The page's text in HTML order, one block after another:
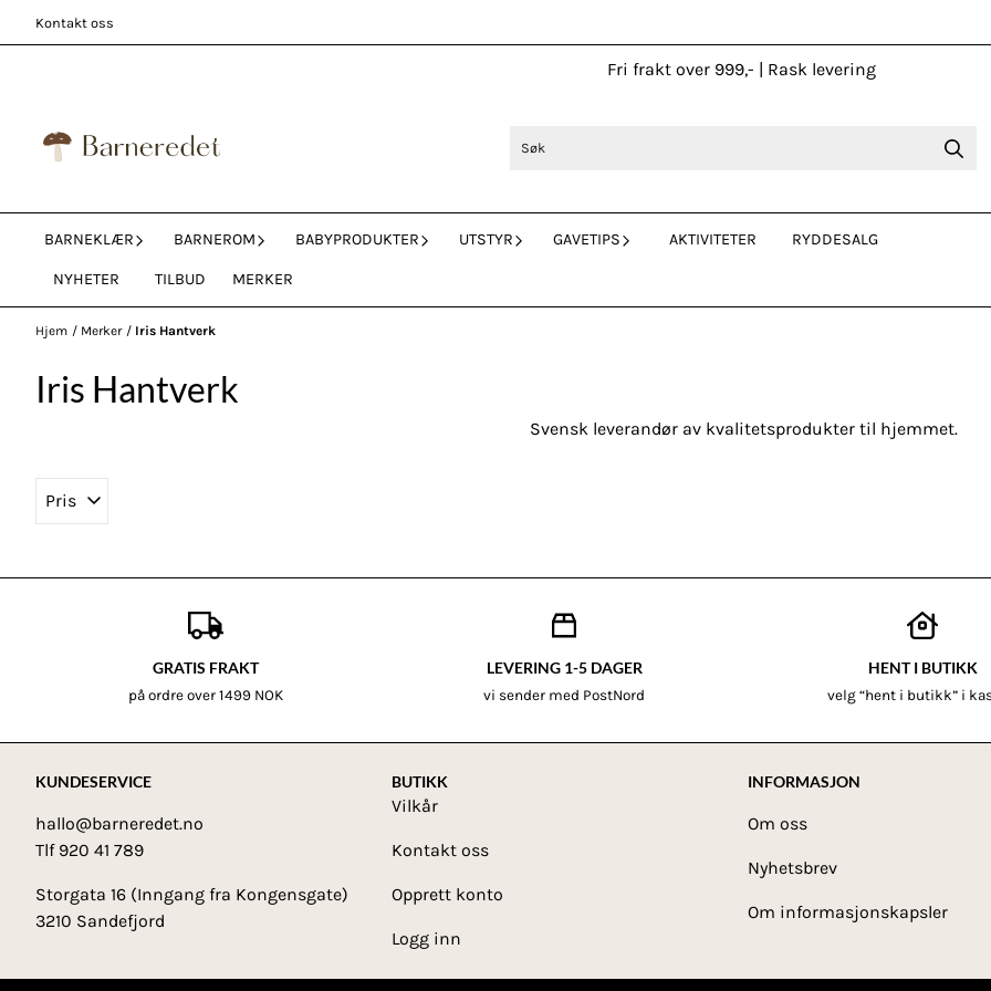
Hopp til innhold
Kontakt oss
Fri frakt over 999,- | Rask levering
BARNEKLÆR BARNEROM BABYPRODUKTER UTSTYR GAVETIPS AKTIVITETER RYDDESALG
NYHETER TILBUD MERKER
Hjem / Merker / Iris Hantverk
Iris Hantverk
Svensk leverandør av kvalitetsprodukter til hjemmet.
Pris
GRATIS FRAKT
på ordre over 1499 NOK
LEVERING 1-5 DAGER
vi sender med PostNord
HENT I BUTIKK
velg “hent i butikk” i
KUNDESERVICE
hallo@barneredet.no
Tlf 920 41 789
Storgata 16 (Inngang fra Kongensgate)
3210 Sandefjord
BUTIKK
Vilkår
Kontakt oss
Opprett konto
Logg inn
INFORMASJON
Om oss
Nyhetsbrev
Om informasjonskapsler